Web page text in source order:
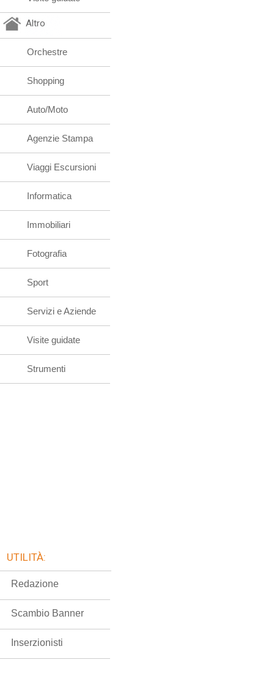
Altro
Orchestre
Shopping
Auto/Moto
Agenzie Stampa
Viaggi Escursioni
Informatica
Immobiliari
Fotografia
Sport
Servizi e Aziende
Visite guidate
Strumenti
UTILITÀ:
Redazione
Scambio Banner
Inserzionisti